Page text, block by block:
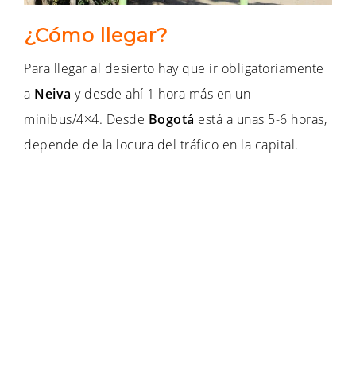
¿Cómo llegar?
Para llegar al desierto hay que ir obligatoriamente
a Neiva y desde ahí 1 hora más en un
minibus/4×4. Desde Bogotá está a unas 5-6 horas,
depende de la locura del tráfico en la capital.